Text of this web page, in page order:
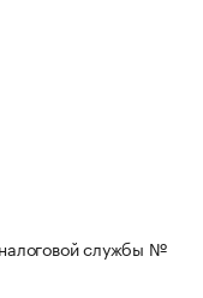
службы №